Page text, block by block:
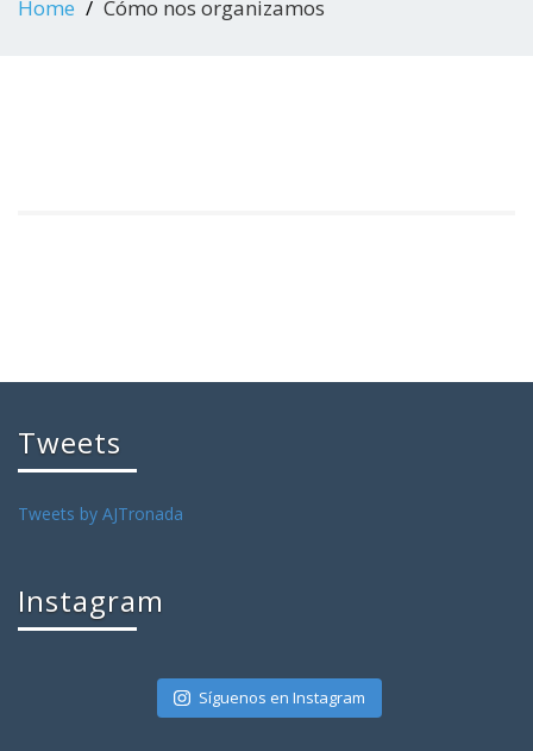
Home Cómo nos organizamos
Tweets
Tweets by AJTronada
Instagram
Síguenos en Instagram